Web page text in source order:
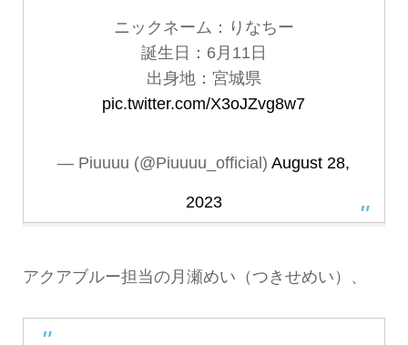
ニックネーム：りなちー
誕生日：6月11日
出身地：宮城県
pic.twitter.com/X3oJZvg8w7
— Piuuuu (@Piuuuu_official)August 28,
2023
アクアブルー担当の月瀬めい（つきせめい）、